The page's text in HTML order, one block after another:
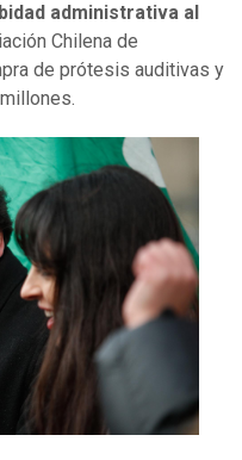
administrativa al
Chilena de
de prótesis auditivas y